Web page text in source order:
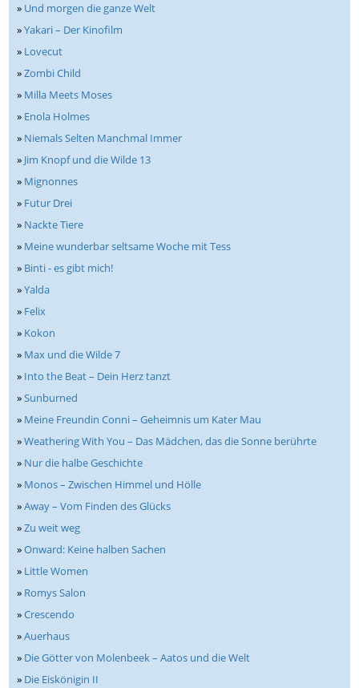
» Und morgen die ganze Welt
»Yakari – Der Kinofilm
» Lovecut
»Zombi Child
» Milla Meets Moses
» Enola Holmes
» Niemals Selten Manchmal Immer
» Jim Knopf und die Wilde 13
» Mignonnes
» Futur Drei
» Nackte Tiere
» Meine wunderbar seltsame Woche mit Tess
» Binti - es gibt mich!
»Yalda
» Felix
» Kokon
» Max und die Wilde 7
» Into the Beat – Dein Herz tanzt
»Sunburned
» Meine Freundin Conni – Geheimnis um Kater Mau
»Weathering With You – Das Mädchen, das die Sonne berührte
» Nur die halbe Geschichte
» Monos – Zwischen Himmel und Hölle
»Away – Vom Finden des Glücks
»Zu weit weg
»Onward: Keine halben Sachen
» Little Women
» Romys Salon
»Crescendo
»Auerhaus
» Die Götter von Molenbeek – Aatos und die Welt
» Die Eiskönigin II